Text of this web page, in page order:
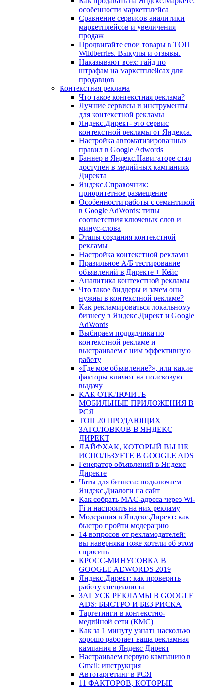
особенности маркетплейса
Сравнение сервисов аналитики
маркетплейсов и увеличения
продаж
Продвигайте свои товары в ТОП
Wildberries. Выкупы и отзывы.
Наказывают всех: гайд по
штрафам на маркетплейсах для
продавцов
Контекстная реклама
Что такое контекстная реклама?
Лучшие сервисы и инструменты
для контекстной рекламы
Яндекс.Директ- это сервис
контекстной рекламы от Яндекса.
Настройка автоматизиpованных
правил в Google Adwords
Баннер в Яндекс.Навигаторе стал
доступен в медийных кампаниях
Директа
Яндекс.Справочник:
приоритетное размещение
Особенности работы с семантикой
в Google AdWords: типы
соответствия ключевых слов и
минус-слова
Этапы создания контекстной
рекламы
Настройка контекстной рекламы
Правильное А/Б тестирование
объявлений в Директе + Кейс
Аналитика контекстной рекламы
Что такое биддеры и зачем они
нужны в контекстной рекламе?
Как рекламироваться локальному
бизнесу в Яндекс.Директ и Google
AdWords
Выбираем подрядчика по
контекстной рекламе и
выстраиваем с ним эффективную
работу
«Где мое объявление?», или какие
факторы влияют на поисковую
выдачу
КАК ОТКЛЮЧИТЬ
МОБИЛЬНЫЕ ПРИЛОЖЕНИЯ В
РСЯ
ТОП 20 ПРОДАЮЩИХ
ЗАГОЛОВКОВ В ЯНДЕКС
ДИРЕКТ
ЛАЙФХАК, КОТОРЫЙ ВЫ НЕ
ИСПОЛЬЗУЕТЕ В GOOGLE ADS
Генератор объявлений в Яндекс
Директе
Чаты для бизнеса: подключаем
Яндекс.Диалоги на сайт
Как собрать MAC-адреса через Wi-
Fi и настроить на них рекламу
Модерация в Яндекс.Директ: как
быстро пройти модерацию
14 вопросов от рекламодателей:
вы наверняка тоже хотели об этом
спросить
КРОСС-МИНУСОВКА В
GOOGLE ADWORDS 2019
Яндекс.Директ: как проверить
работу специалиста
ЗАПУСК РЕКЛАМЫ В GOOGLE
ADS: БЫСТРО И БЕЗ РИСКА
Таргетинги в контекстно-
медийной сети (КМС)
Как за 1 минуту узнать насколько
хорошо работает ваша рекламная
кампания в Яндекс Директ
Настраиваем первую кампанию в
Gmail: инструкция
Автотаргетинг в РСЯ
11 ФАКТОРОВ, КОТОРЫЕ